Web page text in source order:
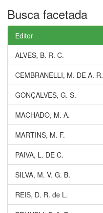
Busca facetada
Editor
ALVES, B. R. C.
CEMBRANELLI, M. DE A. R.
GONÇALVES, G. S.
MACHADO, M. A.
MARTINS, M. F.
PAIVA, L. DE C.
SILVA, M. V. G. B.
REIS, D. R. de L.